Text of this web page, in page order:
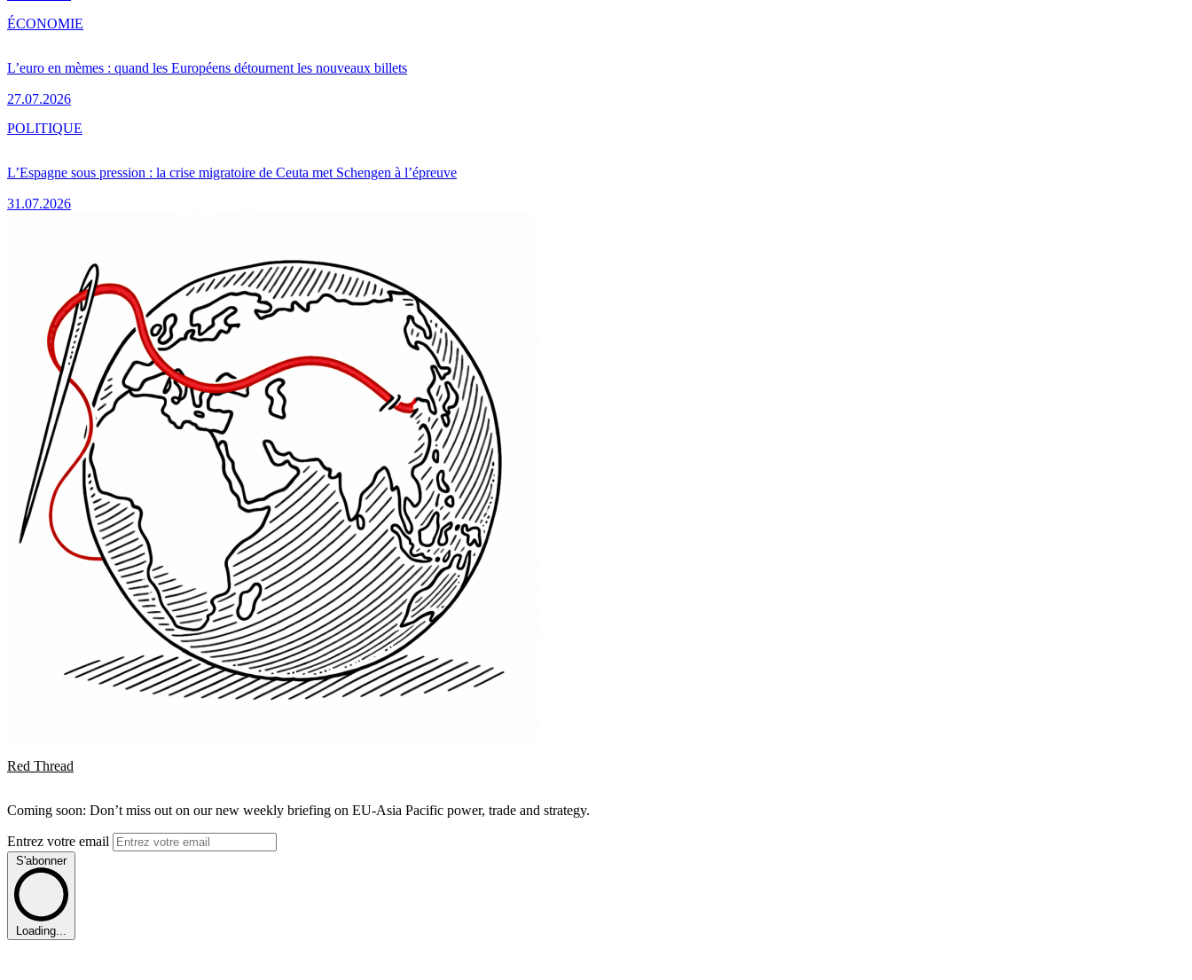
L’euro en mèmes : quand les Européens détournent les nouveaux billets
27.07.2026
ÉCONOMIE
L’Espagne sous pression : la crise migratoire de Ceuta met Schengen à l’épreuve
31.07.2026
POLITIQUE
Red Thread
Coming soon: Don’t miss out on our new weekly briefing on EU-Asia Pacific power, trade and strategy.
Entrez votre email
S'abonner
Loading...